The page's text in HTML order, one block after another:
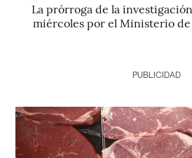
La prórroga de la
miércoles por el Ministerio
PUBLICIDAD